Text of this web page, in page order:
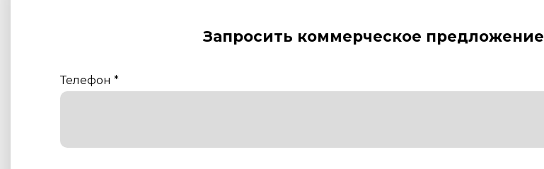
Запросить коммерческое предложение
Телефон *